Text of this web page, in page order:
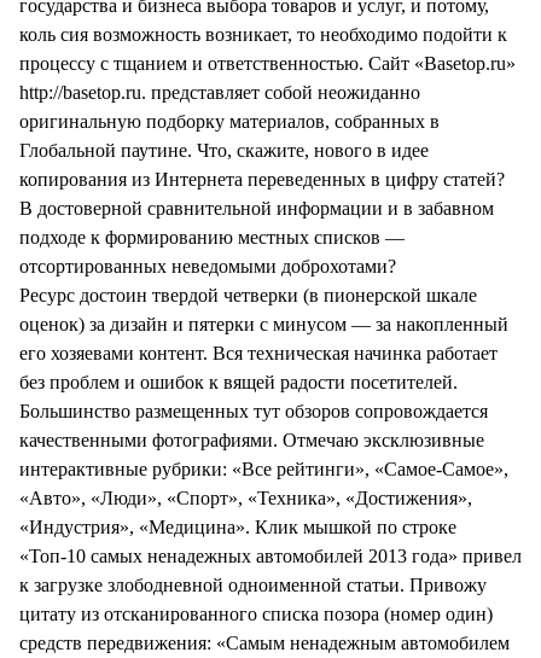
государства и бизнеса выбора товаров и услуг, и потому,
коль сия возможность возникает, то необходимо подойти к
процессу с тщанием и ответственностью. Сайт «Basetop.ru»
http://basetop.ru. представляет собой неожиданно
оригинальную подборку материалов, собранных в
Глобальной паутине. Что, скажите, нового в идее
копирования из Интернета переведенных в цифру статей?
В достоверной сравнительной информации и в забавном
подходе к формированию местных списков —
отсортированных неведомыми доброхотами?
Ресурс достоин твердой четверки (в пионерской шкале
оценок) за дизайн и пятерки с минусом — за накопленный
его хозяевами контент. Вся техническая начинка работает
без проблем и ошибок к вящей радости посетителей.
Большинство размещенных тут обзоров сопровождается
качественными фотографиями. Отмечаю эксклюзивные
интерактивные рубрики: «Все рейтинги», «Самое-Самое»,
«Авто», «Люди», «Спорт», «Техника», «Достижения»,
«Индустрия», «Медицина». Клик мышкой по строке
«Топ-10 самых ненадежных автомобилей 2013 года» привел
к загрузке злободневной одноименной статьи. Привожу
цитату из отсканированного списка позора (номер один)
средств передвижения: «Самым ненадежным автомобилем